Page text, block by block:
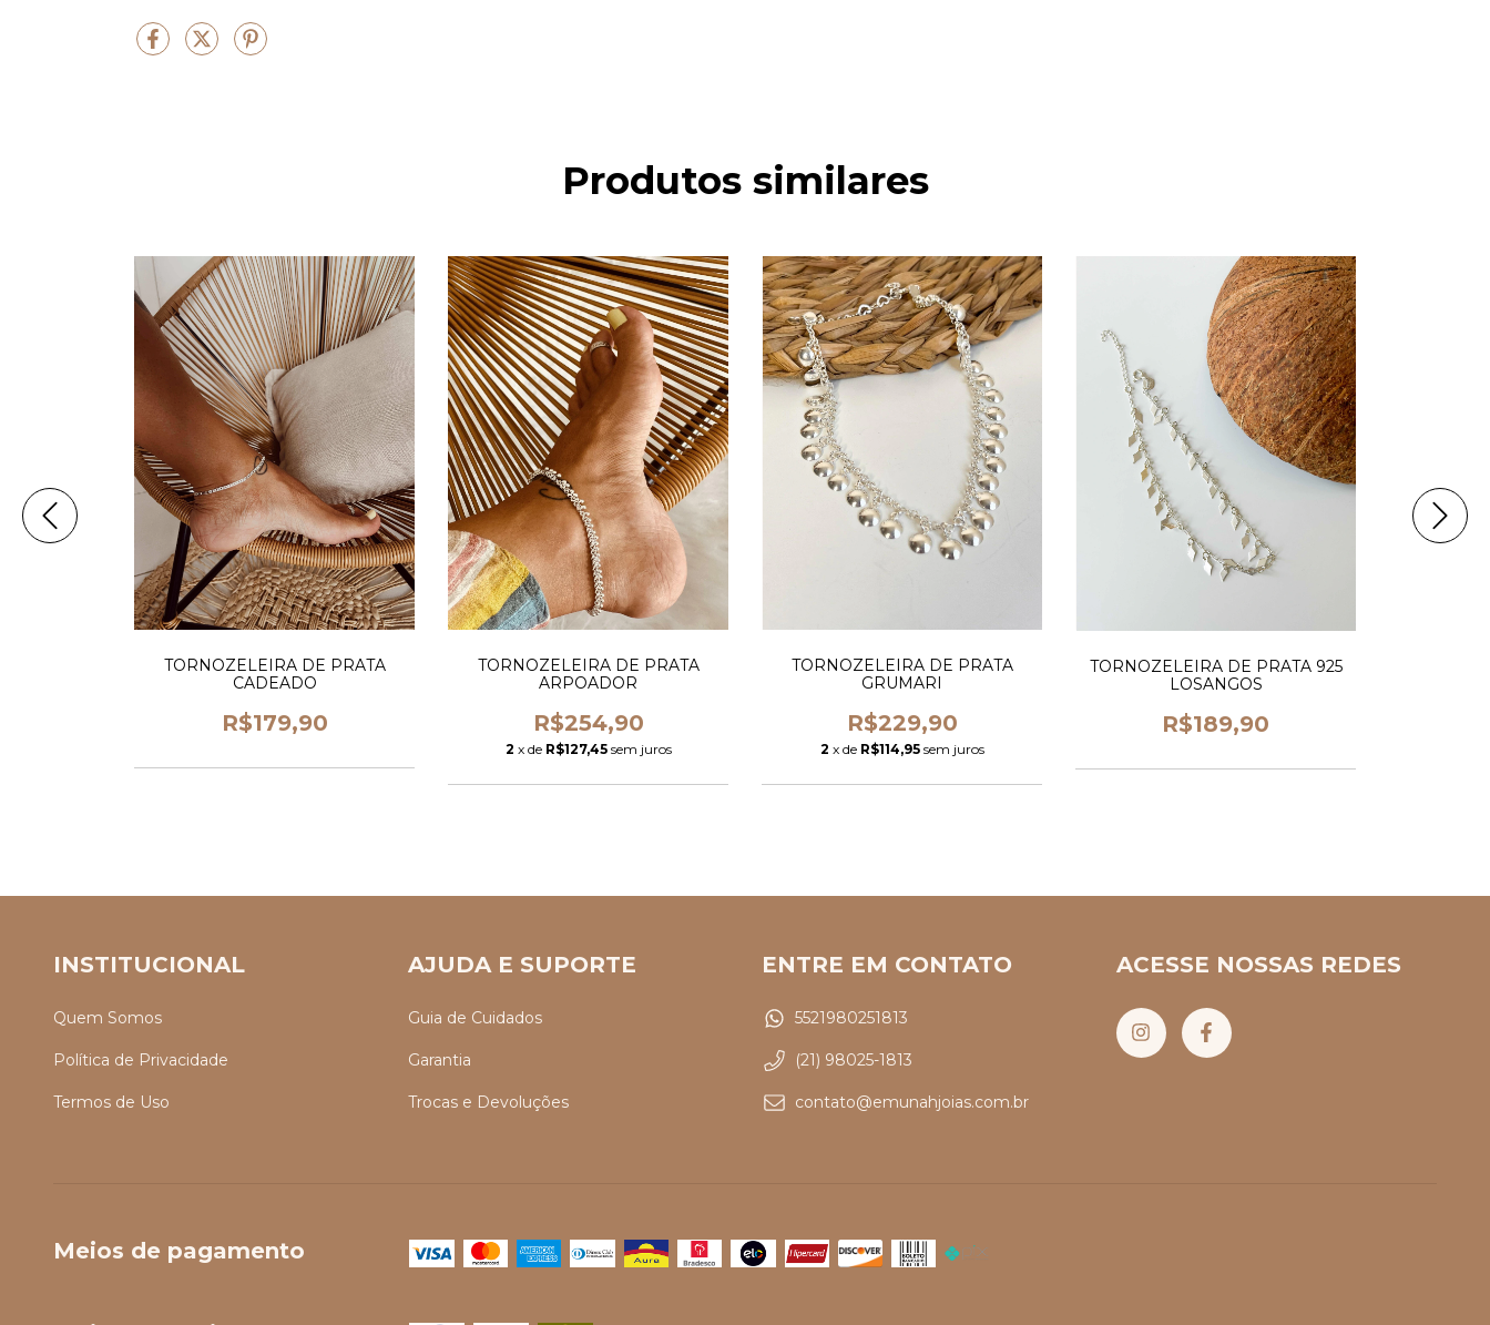
Produtos similares
TORNOZELEIRA DE PRATA
CADEADO
R$179,90
TORNOZELEIRA DE PRATA
ARPOADOR
R$254,90
2 x de R$127,45 sem juros
TORNOZELEIRA DE PRATA
GRUMARI
R$229,90
2 x de R$114,95 sem juros
TORNOZELEIRA DE PRATA 925
LOSANGOS
R$189,90
INSTITUCIONAL
Quem Somos
Política de Privacidade
Termos de Uso
AJUDA E SUPORTE
Guia de Cuidados
Garantia
Trocas e Devoluções
ENTRE EM CONTATO
5521980251813
(21) 98025-1813
contato@emunahjoias.com.br
ACESSE NOSSAS REDES
Meios de pagamento